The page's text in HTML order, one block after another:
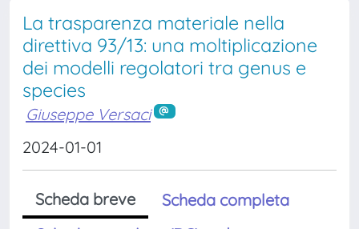
La trasparenza materiale nella
direttiva 93/13: una moltiplicazione
dei modelli regolatori tra genus e
species
Giuseppe Versaci
2024-01-01
Scheda breve
Scheda completa